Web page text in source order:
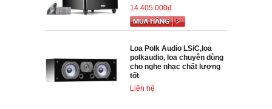
14.405.000đ
Loa Polk Audio LSiC,loa
polkaudio, loa chuyên dùng
cho nghe nhạc chất lượng
tốt
Liên hệ